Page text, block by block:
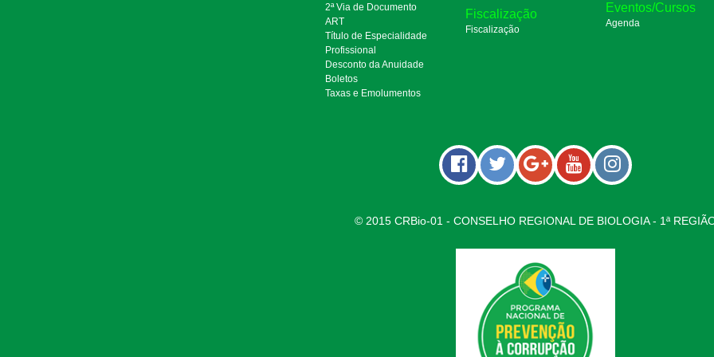
2ª Via de Documento
ART
Título de Especialidade
Profissional
Desconto da Anuidade
Boletos
Taxas e Emolumentos
Fiscalização
Fiscalização
Eventos/Cursos
Agenda
© 2015 CRBio-01 - CONSELHO REGIONAL DE BIOLOGIA - 1ª